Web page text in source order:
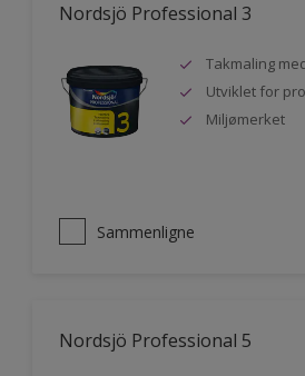
Nordsjö Professional 3
Takmaling
Utviklet for
Miljømerket
Sammenligne
Nordsjö Professional 5